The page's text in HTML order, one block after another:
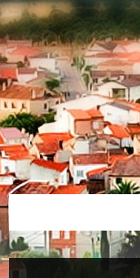
Skip
to
content
Skip
to
left
sidebar
Skip
to
right
sidebar
Skip
to
footer